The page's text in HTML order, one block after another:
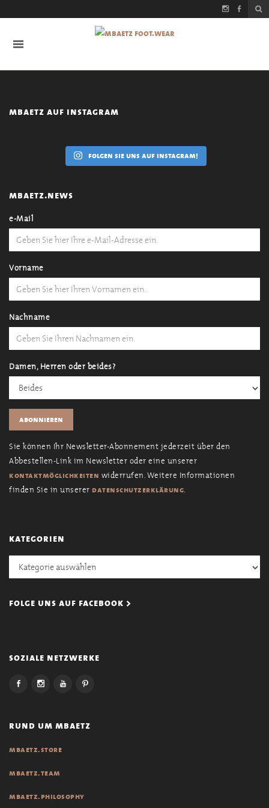
mbaetz auf instagram
folgen sie uns auf instagram!
mbaetz.news
e-Mail
Vorname
Nachname
Damen, Herren oder beides?
Sie können Ihr Newsletter-Abonnement jederzeit über den
Abbestellen-Link im Newsletter oder eine unserer
kontaktmöglichkeiten widerrufen. Weitere Informationen
finden Sie in unserer datenschutzerklärung.
kategorien
Kategorien
folge uns auf facebook >
soziale netzwerke
rund um mbaetz
mbaetz.store
mbaetz.team
mbaetz.philosophy